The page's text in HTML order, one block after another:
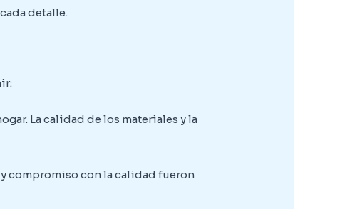
detalle.
La calidad de los materiales y la
compromiso con la calidad fueron